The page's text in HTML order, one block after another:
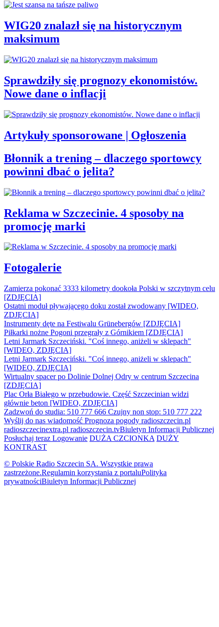
WIG20 znalazł się na historycznym
maksimum
Sprawdziły się prognozy ekonomistów.
Nowe dane o inflacji
Artykuły sponsorowane | Ogłoszenia
Błonnik a trening – dlaczego sportowcy
powinni dbać o jelita?
Reklama w Szczecinie. 4 sposoby na
promocję marki
Fotogalerie
Zamierza pokonać 3333 kilometry dookoła Polski w szczytnym celu
[ZDJĘCIA]
Ostatni moduł pływającego doku został zwodowany [WIDEO,
ZDJĘCIA]
Instrumenty dęte na Festiwalu Grünebergów [ZDJĘCIA]
Piłkarki nożne Pogoni przegrały z Górnikiem [ZDJĘCIA]
Letni Jarmark Szczeciński. "Coś innego, aniżeli w sklepach"
[WIDEO, ZDJĘCIA]
Letni Jarmark Szczeciński. "Coś innego, aniżeli w sklepach"
[WIDEO, ZDJĘCIA]
Wirtualny spacer po Dolinie Dolnej Odry w centrum Szczecina
[ZDJĘCIA]
Plac Orła Białego w przebudowie. Część Szczecinian widzi
głównie beton [WIDEO, ZDJĘCIA]
Zadzwoń do studia: 510 777 666 Czujny non stop: 510 777 222
Wyślij do nas wiadomość Prognoza pogody radioszczecin.pl
radioszczecinextra.pl radioszczecin.tvBiuletyn Informacji Publicznej
Posłuchaj teraz Logowanie DUŻA CZCIONKA DUŻY
KONTRAST
© Polskie Radio Szczecin SA. Wszystkie prawa
zastrzeżone.Regulamin korzystania z portaluPolityka
prywatnościBiuletyn Informacji Publicznej